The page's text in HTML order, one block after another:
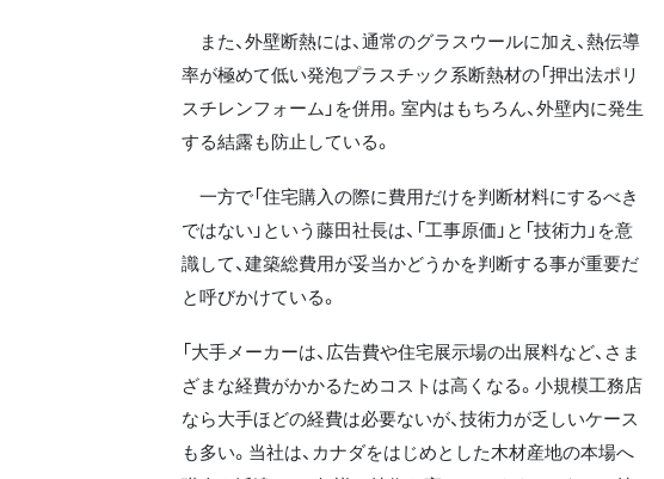
また、外壁断熱には、通常のグラスウールに加え、熱伝導
率が極めて低い発泡プラスチック系断熱材の「押出法ポリ
スチレンフォーム」を併用。室内はもちろん、外壁内に発生
する結露も防止している。
一方で「住宅購入の際に費用だけを判断材料にするべき
ではない」という藤田社長は、「工事原価」と「技術力」を意
識して、建築総費用が妥当かどうかを判断する事が重要だ
と呼びかけている。
「大手メーカーは、広告費や住宅展示場の出展料など、さま
ざまな経費がかかるためコストは高くなる。小規模工務店
なら大手ほどの経費は必要ないが、技術力が乏しいケース
も多い。当社は、カナダをはじめとした木材産地の本場へ